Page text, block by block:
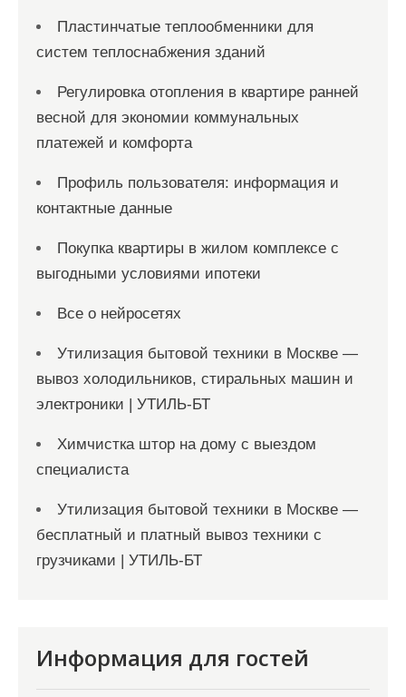
Пластинчатые теплообменники для
систем теплоснабжения зданий
Регулировка отопления в квартире ранней
весной для экономии коммунальных
платежей и комфорта
Профиль пользователя: информация и
контактные данные
Покупка квартиры в жилом комплексе с
выгодными условиями ипотеки
Все о нейросетях
Утилизация бытовой техники в Москве —
вывоз холодильников, стиральных машин и
электроники | УТИЛЬ-БТ
Химчистка штор на дому с выездом
специалиста
Утилизация бытовой техники в Москве —
бесплатный и платный вывоз техники с
грузчиками | УТИЛЬ-БТ
Информация для гостей